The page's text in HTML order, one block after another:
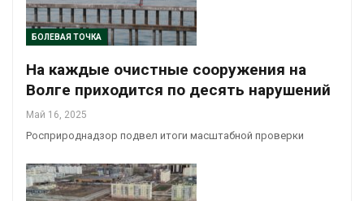
БОЛЕВАЯ ТОЧКА
На каждые очистные сооружения на
Волге приходится по десять нарушений
Май 16, 2025
Росприроднадзор подвел итоги масштабной проверки